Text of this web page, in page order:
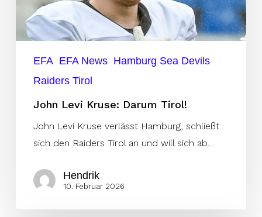
EFA EFA News Hamburg Sea Devils
Raiders Tirol
John Levi Kruse: Darum Tirol!
John Levi Kruse verlässt Hamburg, schließt
sich den Raiders Tirol an und will sich ab…
Hendrik
10. Februar 2026